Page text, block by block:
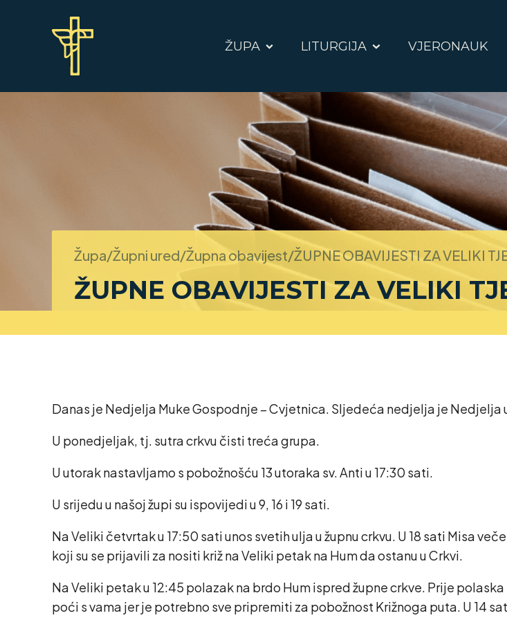
ŽUPA LITURGIJA VJERONAUK
Župa/Župni ured/Župna obavijest/ŽUPNE OBAVIJESTI ZA VELIKI
ŽUPNE OBAVIJESTI ZA VELIKI
Danas je Nedjelja Muke Gospodnje – Cvjetnica. Sljedeća nedjelja je Nedjelja
U ponedjeljak, tj. sutra crkvu čisti treća grupa.
U utorak nastavljamo s pobožnošću 13 utoraka sv. Anti u 17:30 sati.
U srijedu u našoj župi su ispovijedi u 9, 16 i 19 sati.
Na Veliki četvrtak u 17:50 sati unos svetih ulja u župnu crkvu. U 18 sati Misa
koji su se prijavili za nositi križ na Veliki petak na Hum da ostanu u Crkvi.
Na Veliki petak u 12:45 polazak na brdo Hum ispred župne crkve. Prije
poći s vama jer je potrebno sve pripremiti za pobožnost Križnoga puta. U 14